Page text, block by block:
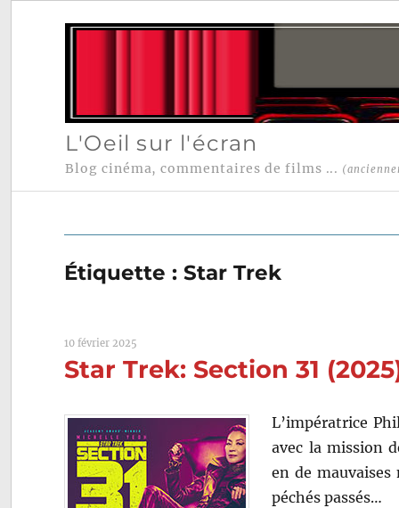
L'Oeil sur l'écran
Blog cinéma, commentaires de films ...
Étiquette :Star Trek
10 février 2025
Star Trek: Section 31
L’impératrice
avec la mission
en de mauvaises
péchés passés…